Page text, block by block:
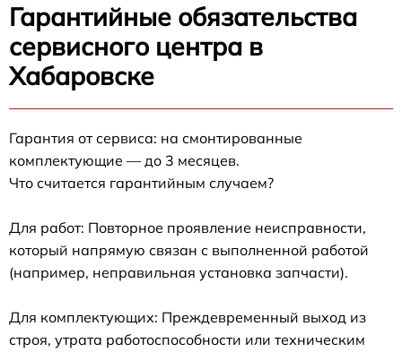
Гарантийные обязательства
сервисного центра в
Хабаровске
Гарантия от сервиса: на смонтированные
комплектующие — до 3 месяцев.
Что считается гарантийным случаем?
Для работ: Повторное проявление неисправности,
который напрямую связан с выполненной работой
(например, неправильная установка запчасти).
Для комплектующих: Преждевременный выход из
строя, утрата работоспособности или техническим